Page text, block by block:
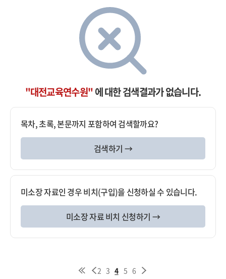
"대전교육연수원"에 대한 검색결과가 없습니다.
목차, 초록, 본문까지 포함하여 검색할까요?
검색하기 →
미소장 자료인 경우 비치(구입)을 신청하실 수 있습니다.
미소장 자료 비치 신청하기 →
2 3 4 5 6